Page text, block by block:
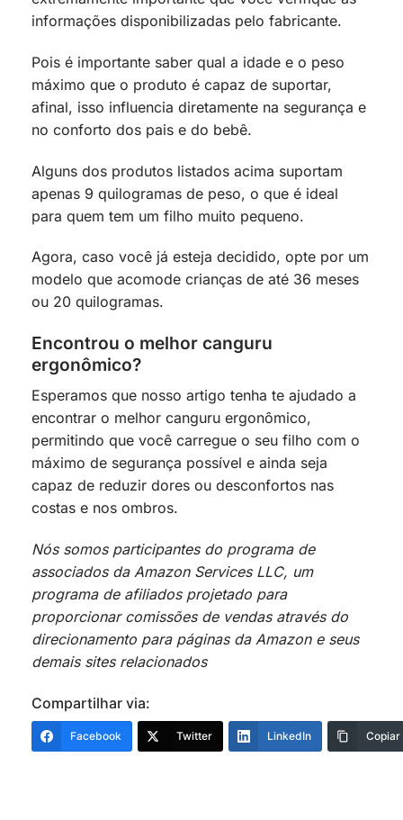
informações disponibilizadas pelo fabricante.
Pois é importante saber qual a idade e o peso
máximo que o produto é capaz de suportar,
afinal, isso influencia diretamente na segurança e
no conforto dos pais e do bebê.
Alguns dos produtos listados acima suportam
apenas 9 quilogramas de peso, o que é ideal
para quem tem um filho muito pequeno.
Agora, caso você já esteja decidido, opte por um
modelo que acomode crianças de até 36 meses
ou 20 quilogramas.
Encontrou o melhor canguru
ergonômico?
Esperamos que nosso artigo tenha te ajudado a
encontrar o melhor canguru ergonômico,
permitindo que você carregue o seu filho com o
máximo de segurança possível e ainda seja
capaz de reduzir dores ou desconfortos nas
costas e nos ombros.
Nós somos participantes do programa de
associados da Amazon Services LLC, um
programa de afiliados projetado para
proporcionar comissões de vendas através do
direcionamento para páginas da Amazon e seus
demais sites relacionados
Compartilhar via:
Facebook Twitter LinkedIn Copiar